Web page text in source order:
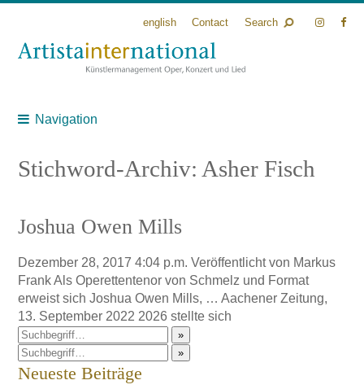
english Contact Search
Navigation
Stichword-Archiv: Asher Fisch
Joshua Owen Mills
Dezember 28, 2017 4:04 p.m. Veröffentlicht von Markus
Frank Als Operettentenor von Schmelz und Format
erweist sich Joshua Owen Mills, … Aachener Zeitung,
13. September 2022 2026 stellte sich
»
»
Neueste Beiträge